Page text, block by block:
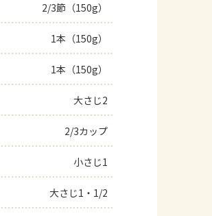
レシピ
トーク
よくあるお問い合わせ
AJINOMOTO PARK とは
2/3節（150g）
1本（150g）
1本（150g）
大さじ2
2/3カップ
小さじ1
大さじ1・1/2